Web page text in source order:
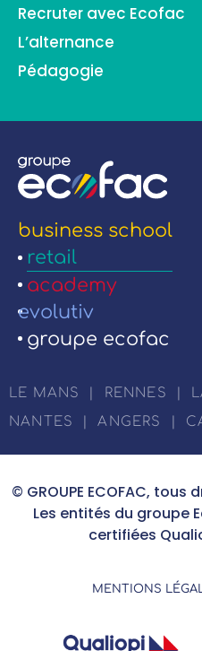
Recruter avec Ecofac
L’alternance
Pédagogie
business school
retail
academy
evolutiv
groupe ecofac
LE MANS RENNES
NANTES
ANGERS
© GROUPE ECOFAC, tous
Les entités du groupe
certifiées
MENTIONS